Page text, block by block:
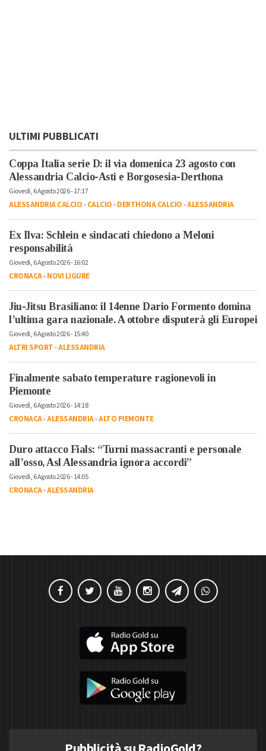
ULTIMI PUBBLICATI
Coppa Italia serie D: il via domenica 23 agosto con
Alessandria Calcio-Asti e Borgosesia-Derthona
Giovedì, 6 Agosto 2026 - 17:17
ALESSANDRIA CALCIO-CALCIO-DERTHONA CALCIO-ALESSANDRIA
Ex Ilva: Schlein e sindacati chiedono a Meloni
responsabilità
Giovedì, 6 Agosto 2026 - 16:02
CRONACA-NOVI LIGURE
Jiu-Jitsu Brasiliano: il 14enne Dario Formento domina
l’ultima gara nazionale. A ottobre disputerà gli Europei
Giovedì, 6 Agosto 2026 - 15:40
ALTRI SPORT-ALESSANDRIA
Finalmente sabato temperature ragionevoli in
Piemonte
Giovedì, 6 Agosto 2026 - 14:18
CRONACA-ALESSANDRIA-ALTO PIEMONTE
Duro attacco Fials: “Turni massacranti e personale
all’osso, Asl Alessandria ignora accordi”
Giovedì, 6 Agosto 2026 - 14:05
CRONACA-ALESSANDRIA